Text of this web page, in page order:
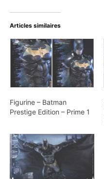
Articles similaires
Figurine – Batman
Prestige Edition – Prime 1